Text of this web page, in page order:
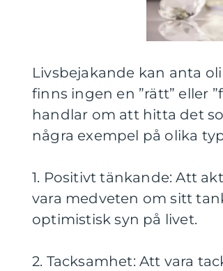
Livsbejakande kan anta
finns ingen en ”rätt” eller
handlar om att hitta det
några exempel på olika
1. Positivt tänkande: Att
vara medveten om sitt
optimistisk syn på livet.
2. Tacksamhet: Att vara